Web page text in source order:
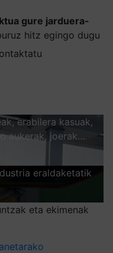
gure jarduera-
hitz egingo dugu
erabilera kasuak,
aukerak, joerak…
eraldaketatik
eta ekimenak